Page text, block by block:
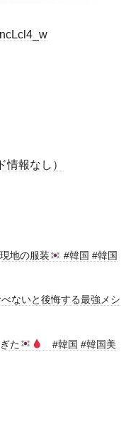
情報なし）
地の服装
#韓国 #韓国
ないと後悔する最強メシ
た
#韓国 #韓国美